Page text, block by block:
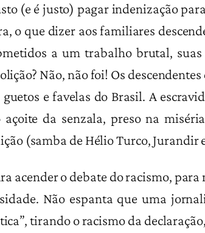
(e é justo) pagar indenização
o que dizer aos familiares
a um trabalho brutal,
Não, não foi! Os
guetos e favelas do Brasil. A
açoite da senzala, preso na
(samba de Hélio Turco, Jurandir
acender o debate do racismo,
Não espanta que uma
tirando o racismo da